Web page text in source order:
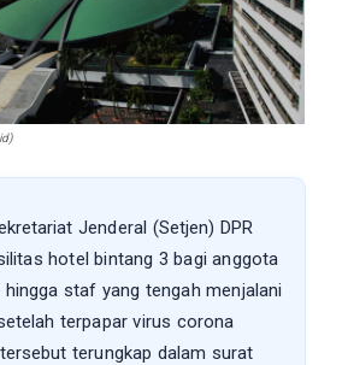
Jenderal (Setjen) DPR
hotel bintang 3 bagi anggota
staf yang tengah menjalani
terpapar virus corona
terungkap dalam surat